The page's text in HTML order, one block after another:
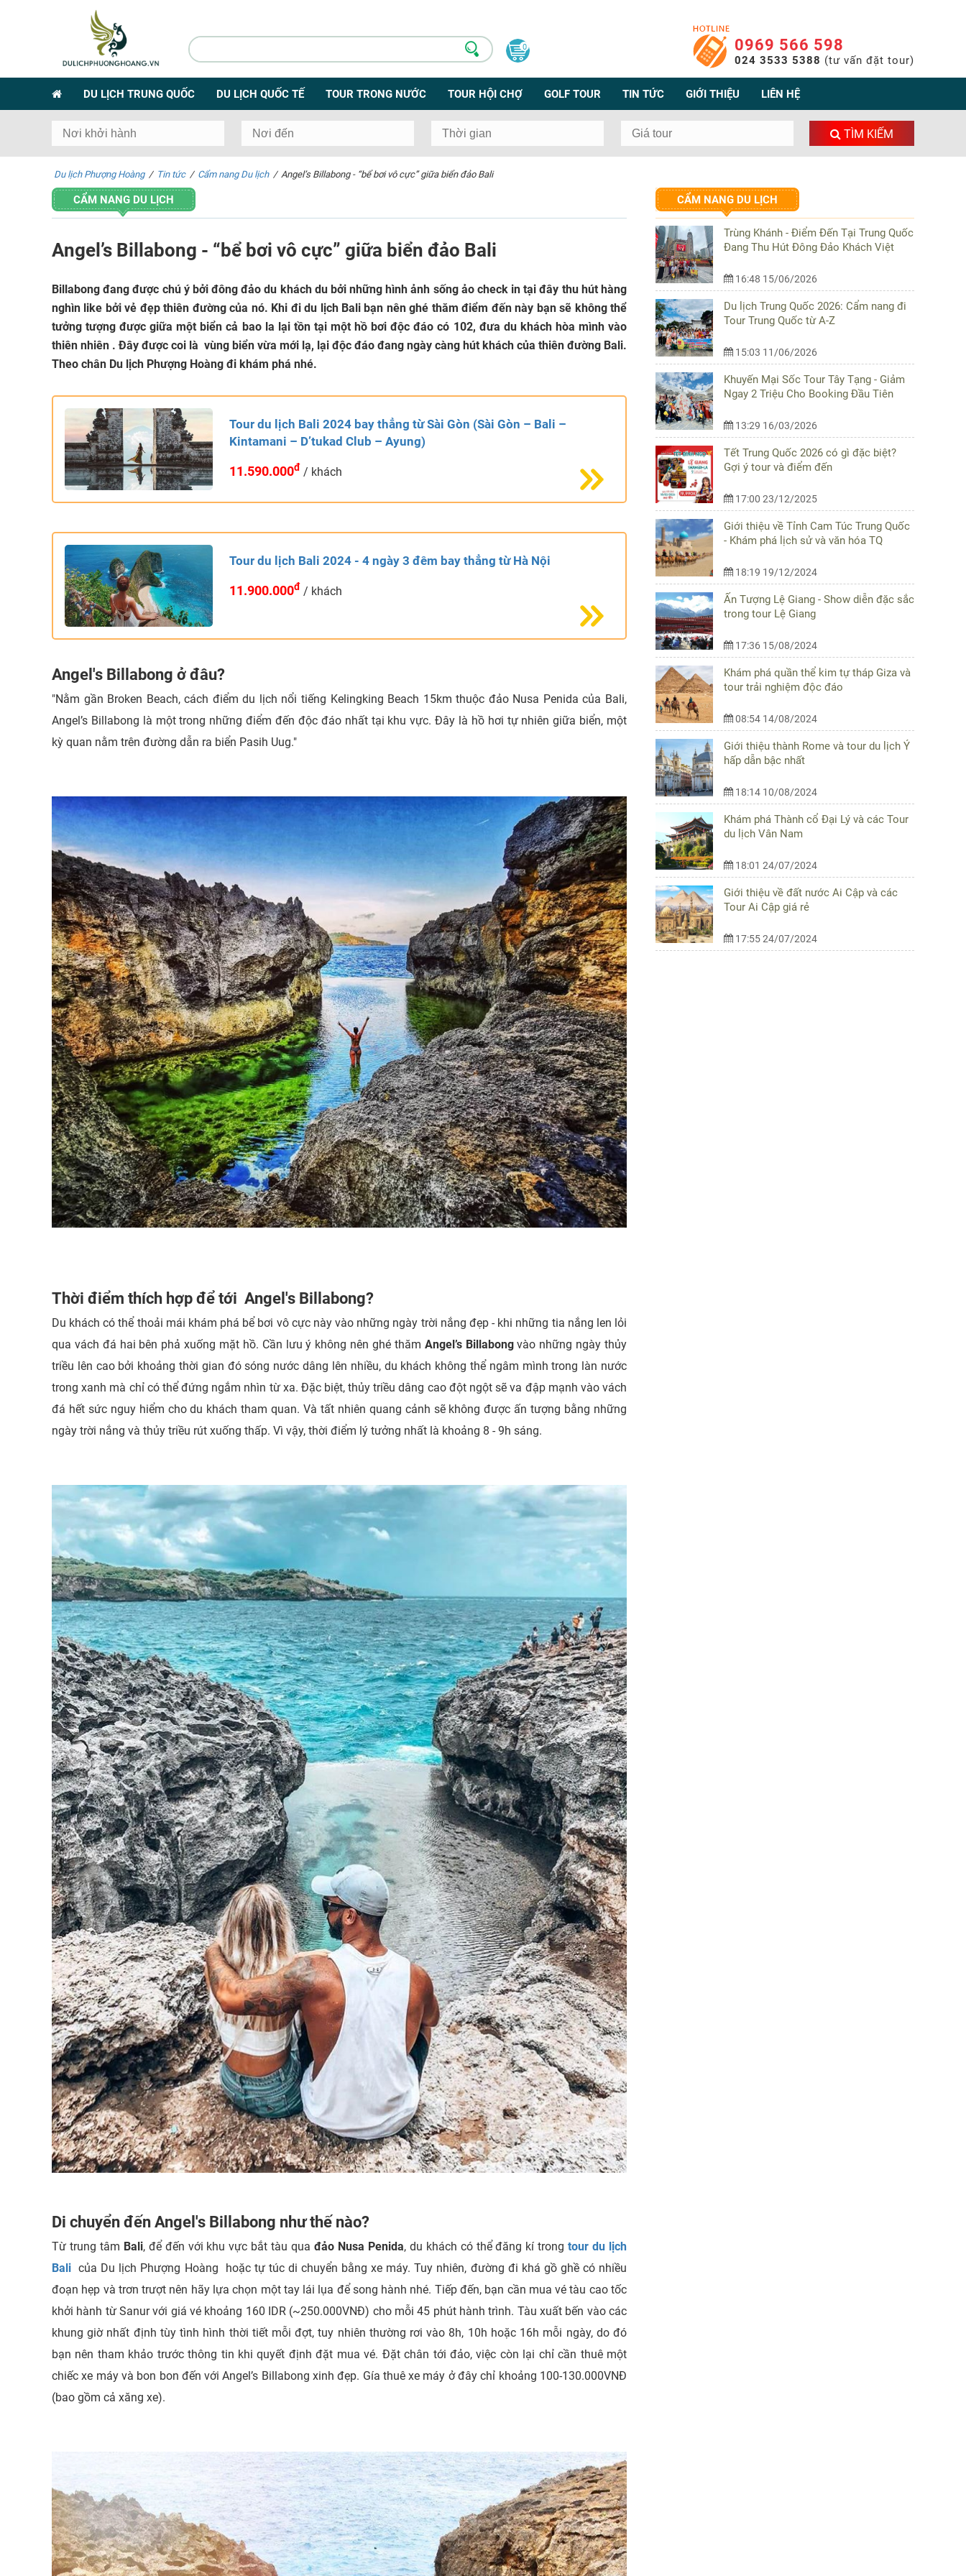
0 0969 566 598
024 3533 5388 (tư vấn đặt tour)
DU LỊCH TRUNG QUỐC DU LỊCH QUỐC TẾ TOUR TRONG NƯỚC TOUR HỘI CHỢ GOLF TOUR TIN TỨC GIỚI THIỆU LIÊN HỆ
TÌM KIẾM
Du lịch Phượng Hoàng / Tin tức / Cẩm nang Du lịch / Angel’s Billabong - “bể bơi vô cực” giữa biển đảo Bali
CẨM NANG DU LỊCH
Angel’s Billabong - “bể bơi vô cực” giữa biển đảo Bali
Billabong đang được chú ý bởi đông đảo du khách du bởi những hình ảnh sống ảo check in tại đây thu hút hàng
nghìn like bởi vẻ đẹp thiên đường của nó. Khi đi du lịch Bali bạn nên ghé thăm điểm đến này bạn sẽ không thể
tưởng tượng được giữa một biển cả bao la lại tồn tại một hồ bơi độc đáo có 102, đưa du khách hòa mình vào
thiên nhiên . Đây được coi là vùng biển vừa mới lạ, lại độc đáo đang ngày càng hút khách của thiên đường Bali.
Theo chân Du lịch Phượng Hoàng đi khám phá nhé.
Tour du lịch Bali 2024 bay thẳng từ Sài Gòn (Sài Gòn – Bali –
Kintamani – D’tukad Club – Ayung)
11.590.000đ / khách
Tour du lịch Bali 2024 - 4 ngày 3 đêm bay thẳng từ Hà Nội
11.900.000đ / khách
Angel's Billabong ở đâu?
"Nằm gần Broken Beach, cách điểm du lịch nổi tiếng Kelingking Beach 15km thuộc đảo Nusa Penida của Bali,
Angel’s Billabong là một trong những điểm đến độc đáo nhất tại khu vực. Đây là hồ hơi tự nhiên giữa biển, một
kỳ quan nằm trên đường dẫn ra biển Pasih Uug."
Thời điểm thích hợp để tới Angel's Billabong?
Du khách có thể thoải mái khám phá bể bơi vô cực này vào những ngày trời nắng đẹp - khi những tia nắng len lỏi
qua vách đá hai bên phả xuống mặt hồ. Cần lưu ý không nên ghé thăm Angel’s Billabongvào những ngày thủy
triều lên cao bởi khoảng thời gian đó sóng nước dâng lên nhiều, du khách không thể ngâm mình trong làn nước
trong xanh mà chỉ có thể đứng ngắm nhìn từ xa. Đặc biệt, thủy triều dâng cao đột ngột sẽ va đập mạnh vào vách
đá hết sức nguy hiểm cho du khách tham quan. Và tất nhiên quang cảnh sẽ không được ấn tượng bằng những
ngày trời nắng và thủy triều rút xuống thấp. Vì vậy, thời điểm lý tưởng nhất là khoảng 8 - 9h sáng.
Di chuyển đến Angel's Billabong như thế nào?
Từ trung tâm Bali, để đến với khu vực bắt tàu quađảo Nusa Penida, du khách có thể đăng kí trongtour du lịch
Bali của Du lịch Phượng Hoàng hoặc tự túc di chuyển bằng xe máy. Tuy nhiên, đường đi khá gồ ghề có nhiều
đoạn hẹp và trơn trượt nên hãy lựa chọn một tay lái lụa để song hành nhé. Tiếp đến, bạn cần mua vé tàu cao tốc
khởi hành từ Sanur với giá vé khoảng 160 IDR (~250.000VNĐ) cho mỗi 45 phút hành trình. Tàu xuất bến vào các
khung giờ nhất định tùy tình hình thời tiết mỗi đợt, tuy nhiên thường rơi vào 8h, 10h hoặc 16h mỗi ngày, do đó
bạn nên tham khảo trước thông tin khi quyết định đặt mua vé. Đặt chân tới đảo, việc còn lại chỉ cần thuê một
chiếc xe máy và bon bon đến với Angel’s Billabong xinh đẹp. Gía thuê xe máy ở đây chỉ khoảng 100-130.000VNĐ
(bao gồm cả xăng xe).
CẨM NANG DU LỊCH
Trùng Khánh - Điểm Đến Tại Trung Quốc
Đang Thu Hút Đông Đảo Khách Việt
16:48 15/06/2026
Du lịch Trung Quốc 2026: Cẩm nang đi
Tour Trung Quốc từ A-Z
15:03 11/06/2026
Khuyến Mại Sốc Tour Tây Tạng - Giảm
Ngay 2 Triệu Cho Booking Đầu Tiên
13:29 16/03/2026
Tết Trung Quốc 2026 có gì đặc biệt?
Gợi ý tour và điểm đến
17:00 23/12/2025
Giới thiệu về Tỉnh Cam Túc Trung Quốc
- Khám phá lịch sử và văn hóa TQ
18:19 19/12/2024
Ấn Tượng Lệ Giang - Show diễn đặc sắc
trong tour Lệ Giang
17:36 15/08/2024
Khám phá quần thể kim tự tháp Giza và
tour trải nghiệm độc đáo
08:54 14/08/2024
Giới thiệu thành Rome và tour du lịch Ý
hấp dẫn bậc nhất
18:14 10/08/2024
Khám phá Thành cổ Đại Lý và các Tour
du lịch Vân Nam
18:01 24/07/2024
Giới thiệu về đất nước Ai Cập và các
Tour Ai Cập giá rẻ
17:55 24/07/2024